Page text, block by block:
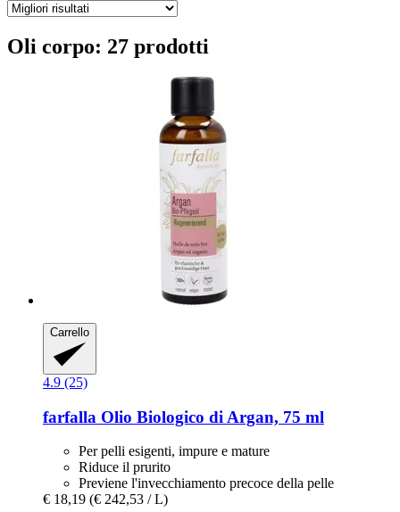
Oli corpo: 27 prodotti
Carrello
4.9 (25)
farfalla Olio Biologico di Argan, 75 ml
Per pelli esigenti, impure e mature
Riduce il prurito
Previene l'invecchiamento precoce della pelle
€ 18,19 (€ 242,53 / L)